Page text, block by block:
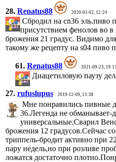
28. Renatus88 2020-01-02, 12:24
Сбродил на cn36 эль.пиво
присутствием фенолов во в
брожения 21 градус. Видимо
такому же рецепту на s04 пиво
61. Renatus88 2021-09-23, 19:13
Диацетиловую паузу
27. rufuslupus 2019-12-09, 13:38
Мне понравились пивные
36.Легенда не обманывает-
универсальные.Сварил
брожения 12 градусов.Сейчас
триппель-бродит активно при
пару недель,но при розливе
ложатся достаточно